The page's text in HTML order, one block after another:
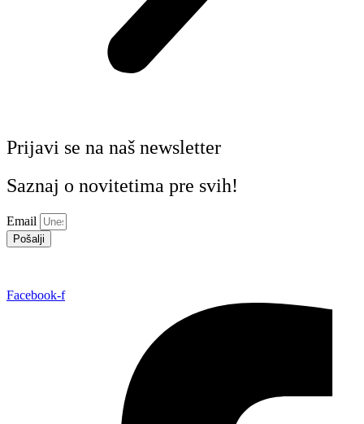
Prijavi se na naš newsletter
Saznaj o novitetima pre svih!
Email
Pošalji
Facebook-f